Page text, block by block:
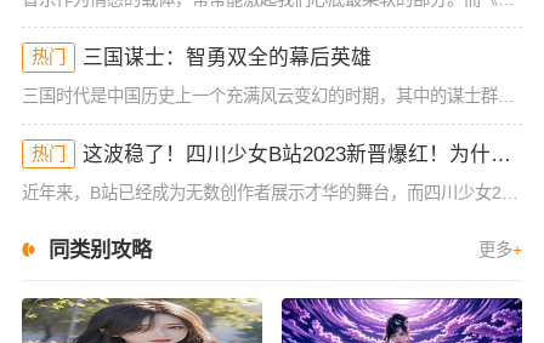
热门 三国谋士：智勇双全的幕后英雄
三国时代是中国历史上一个充满风云变幻的时期，其中的谋士群体，凭借其卓越的智谋和远见，为当时的各方势力提供了无数的战略支持。谋士不仅在战场上扮演着至关重要的角色，甚至在一些决定性的时刻改变了历史的走向。
热门 这波稳了！四川少女B站2023新晋爆红！为什么她的内容这么吸睛？
同类别攻略 更多+